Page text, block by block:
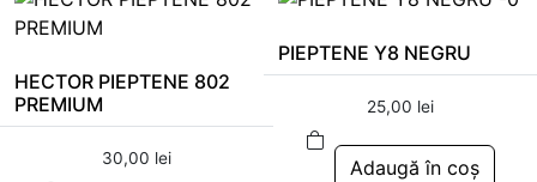
HECTOR PIEPTENE 802
PREMIUM
30,00 lei
PIEPTENE Y8 NEGRU
25,00 lei
Adaugă în coș